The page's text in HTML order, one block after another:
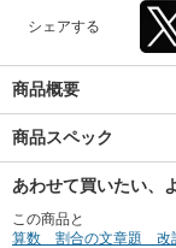
シェアする
商品概要
商品スペック
あわせて買いたい、
この商品と
算数 割合の文章題 改